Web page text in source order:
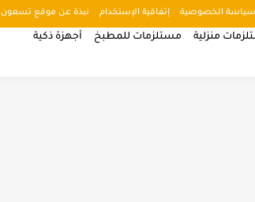
سياسة الخصوصية إتفاقية الإستخدام
نبذة عن موقع تسعون
منزلية مستلزمات للمطبخ أجهزة ذكية